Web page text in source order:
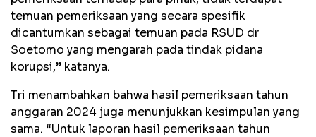
temuan pemeriksaan yang secara spesifik
dicantumkan sebagai temuan pada RSUD dr
Soetomo yang mengarah pada tindak pidana
korupsi,” katanya.
Tri menambahkan bahwa hasil pemeriksaan tahun
anggaran 2024 juga menunjukkan kesimpulan yang
sama. “Untuk laporan hasil pemeriksaan tahun